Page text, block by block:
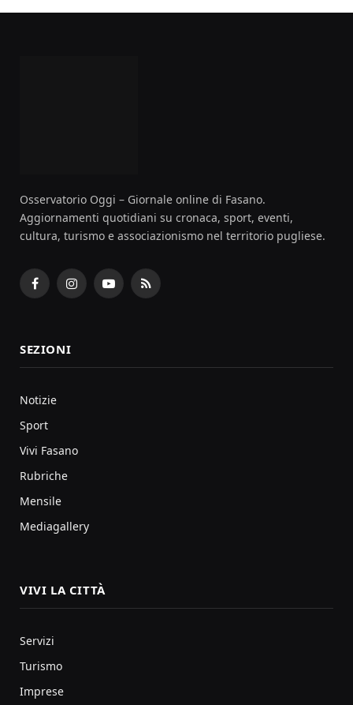
Osservatorio Oggi – Giornale online di Fasano.
Aggiornamenti quotidiani su cronaca, sport, eventi,
cultura, turismo e associazionismo nel territorio pugliese.
FacebookInstagramYouTubeRSS
SEZIONI
Notizie
Sport
Vivi Fasano
Rubriche
Mensile
Mediagallery
VIVI LA CITTÀ
Servizi
Turismo
Imprese